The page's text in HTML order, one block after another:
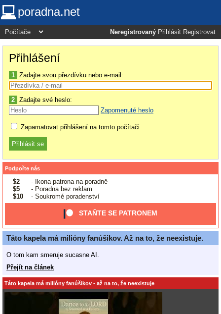
poradna.net
Neregistrovaný Přihlásit Registrovat
Přihlášení
1 Zadajte svou přezdívku nebo e-mail:
2 Zadajte své heslo:
Zapomenuté heslo
Zapamatovat přihlášení na tomto počítači
Podpořte nás
$2
- Ikona patrona na poradně
$5
- Poradna bez reklam
$10
- Soukromé poradenství
STAŇTE SE PATRONEM
Táto kapela má milióny fanúšikov. Až na to, že neexistuje.
O tom kam smeruje sucasne AI.
Přejít na článek
Táto kapela má milióny fanúšikov - až na to, že neexistuje